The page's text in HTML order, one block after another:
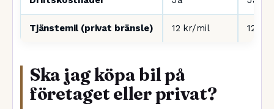
Tjänstemil (privat bränsle) 12 kr/mil 12 kr/
Ska jag köpa bil på
företaget eller privat?